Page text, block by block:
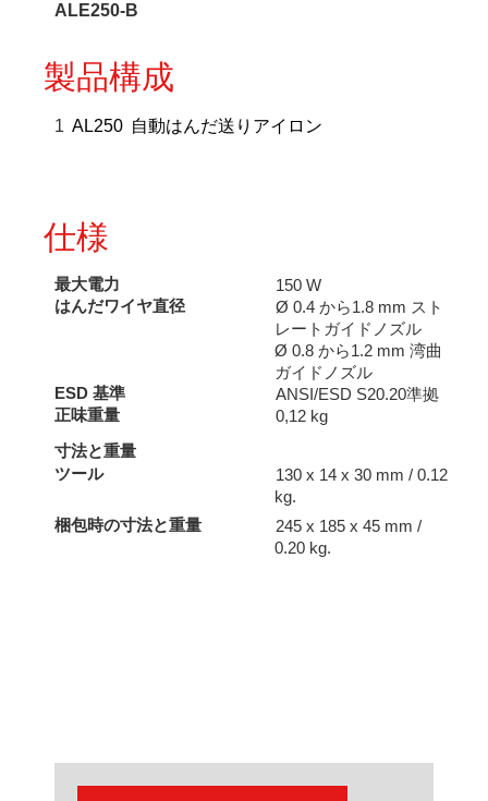
ALE250-B
製品構成
1 AL250 自動はんだ送りアイロン
仕様
最大電力
150 W
はんだワイヤ直径
Ø 0.4 から1.8 mm スト
レートガイドノズル
Ø 0.8 から1.2 mm 湾曲
ガイドノズル
ESD 基準
ANSI/ESD S20.20準拠
正味重量
0,12 kg
寸法と重量
ツール
130 x 14 x 30 mm / 0.12
kg.
梱包時の寸法と重量
245 x 185 x 45 mm /
0.20 kg.